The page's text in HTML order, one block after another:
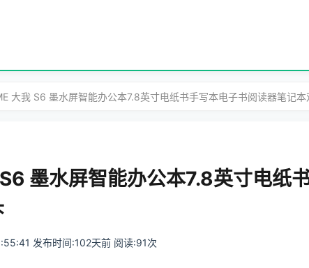
大我 S6 墨水屏智能办公本7.8英寸电纸书手写本电子书阅读器笔记本
墨水屏智能办公本7.8英寸电纸
发布时间:102天前 阅读:91次